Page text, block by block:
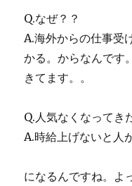
Q.なぜ？？
A.海外からの仕事受
かる。からなんです
きてます。。
Q.人気なくなってき
A.時給上げないと人
になるんですね。よ